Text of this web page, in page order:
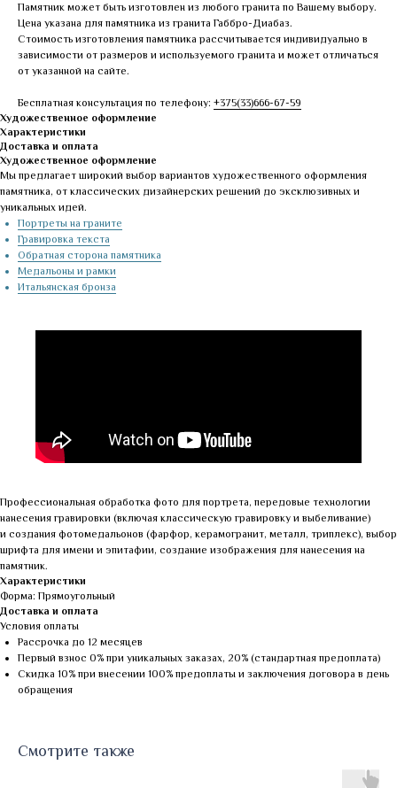
Памятник может быть изготовлен из любого гранита по Вашему выбору.
Цена указана для памятника из гранита Габбро-Диабаз.
Стоимость изготовления памятника рассчитывается индивидуально в
зависимости от размеров и используемого гранита и может отличаться
от указанной на сайте.
Бесплатная консультация по телефону: +375(33)666-67-59
Художественное оформление
Характеристики
Доставка и оплата
Художественное оформление
Мы предлагает широкий выбор вариантов художественного оформления
памятника, от классических дизайнерских решений до эксклюзивных и
уникальных идей.
Портреты на граните
Гравировка текста
Обратная сторона памятника
Медальоны и рамки
Итальянская бронза
Профессиональная обработка фото для портрета, передовые технологии
нанесения гравировки (включая классическую гравировку и выбеливание)
и создания фотомедальонов (фарфор, керамогранит, металл, триплекс), выбор
шрифта для имени и эпитафии, создание изображения для нанесения на
памятник.
Характеристики
Форма: Прямоугольный
Доставка и оплата
Условия оплаты
Рассрочка до 12 месяцев
Первый взнос 0% при уникальных заказах, 20% (стандартная предоплата)
Скидка 10% при внесении 100% предоплаты и заключения договора в день
обращения
Смотрите также